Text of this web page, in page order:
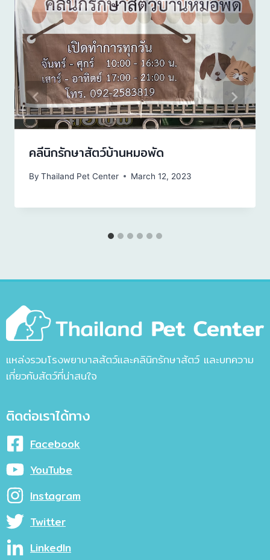
คลีนิกรักษาสัตว์บ้านหมอพัด
By Thailand Pet Center March 12, 2023
แหล่งรวมโรงพยาบาลสัตว์และคลินิกรักษาสัตว์ และบทความ
เกี่ยวกับสัตว์ที่น่าสนใจ
ติดต่อเราได้ทาง
Facebook
YouTube
Instagram
Twitter
LinkedIn